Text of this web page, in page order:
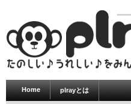
Home plrayとは